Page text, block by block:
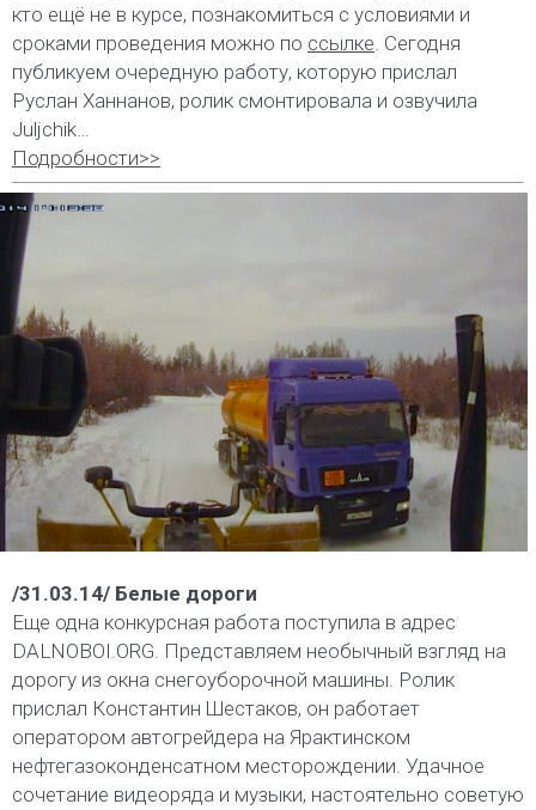
кто ещё не в курсе, познакомиться с условиями и
сроками проведения можно по ссылке . Сегодня
публикуем очередную работу, которую прислал
Руслан Ханнанов, ролик смонтировала и озвучила
Juljchik…
Подробности>>
/31.03.14/ Белые дороги
Еще одна конкурсная работа поступила в адрес
DALNOBOI.ORG. Представляем необычный взгляд на
дорогу из окна снегоуборочной машины. Ролик
прислал Константин Шестаков, он работает
оператором автогрейдера на Ярактинском
нефтегазоконденсатном месторождении. Удачное
сочетание видеоряда и музыки, настоятельно советую